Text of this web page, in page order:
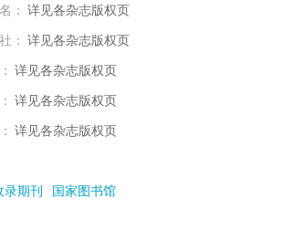
： 详见各杂志版权页
： 详见各杂志版权页
详见各杂志版权页
详见各杂志版权页
详见各杂志版权页
期刊 国家图书馆